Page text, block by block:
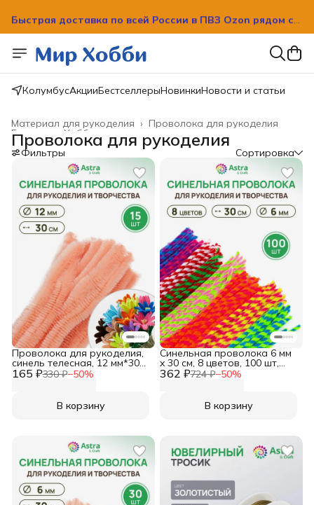
Быстрая доставка по всей России в ПВЗ Ozon рядом с
вашим домом!
КолумбусАкцииБестселлерыНовинкиНовости и статьи
Проволока для рукоделия
Материал для рукоделия ›
Хобби и творчество
Главная
Проволока для рукоделия
Фильтры Сортировка
165 ₽330 ₽−50%
Проволока для рукоделия,
синель телесная, 12 мм*30
см, 15 шт/упак, Astra&Craft
В корзину
362 ₽724 ₽−50%
Синельная проволока 6 мм
x 30 см, 8 цветов, 100 шт,
Astra&Craft
В корзину